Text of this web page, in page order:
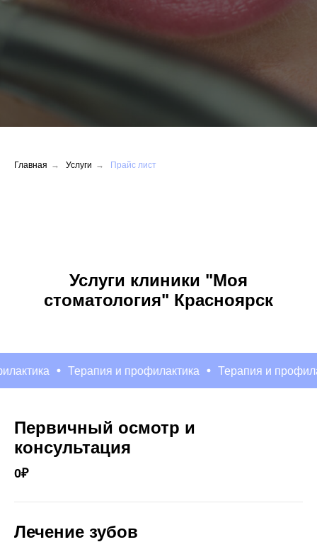
Главная → Услуги → Прайс лист
Услуги клиники "Моя
стоматология" Красноярск
Терапия и профилактика Терапия и
Первичный осмотр и
консультация
0₽
Лечение зубов